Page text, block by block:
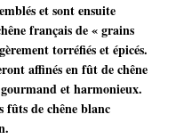
et sont ensuite
français de « grains
torréfiés et épicés.
affinés en fût de chêne
et harmonieux.
fûts de chêne blanc